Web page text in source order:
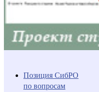
Позиция СибРО
по вопросам